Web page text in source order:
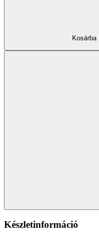
Kosárba
Készletinformáció